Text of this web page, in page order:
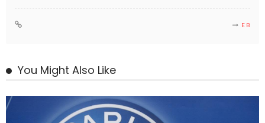
E B
You Might Also Like